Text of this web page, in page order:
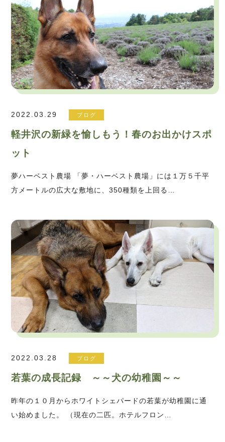
2022.03.29 ブログ
軽井沢の新緑を愉しもう！春のお出かけスポ
ット
夢ハーベスト農場 「夢・ハーベスト農場」には１万５千平
方メートルの広大な敷地に、350種類を上回る…
2022.03.28 ブログ
若葉の成長記録 ～～犬の幼稚園～～
昨年の１０月からホワイトシェパードの若葉が幼稚園に通
い始めました。 （現在の二匹。ホテルフロン…